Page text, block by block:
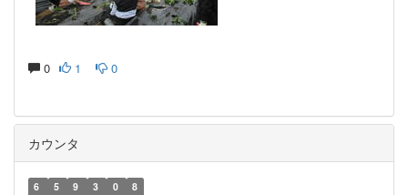
0 1 0
カウンタ
6 5 9 3 0 8